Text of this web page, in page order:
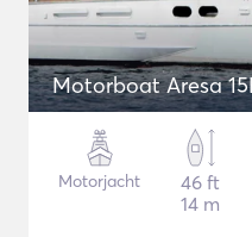
Motorboat Aresa
Motorjacht
46 ft
14 m